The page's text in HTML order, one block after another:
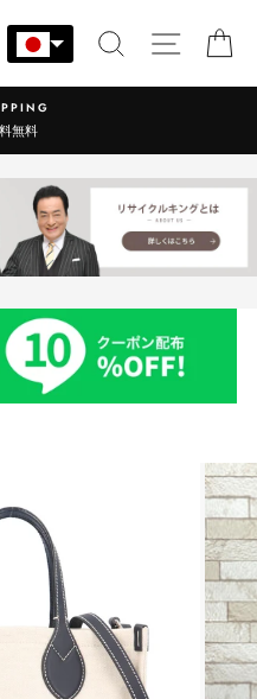
検索 サイト
営業時間：9:00-17:30 年中無休